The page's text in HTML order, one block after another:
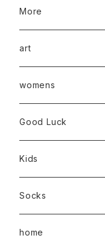
More
art
womens
Good Luck
Kids
Socks
home